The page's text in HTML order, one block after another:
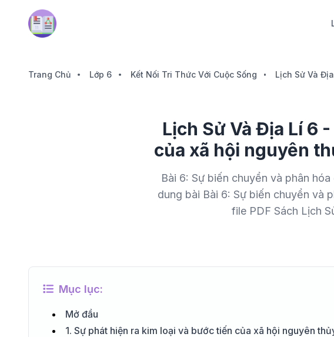
Trang Chủ Lớp 6 Kết Nối Tri Thức Với Cuộc Sống Lịch Sử Và
Lịch Sử Và Địa Lí 6
của xã hội nguyên
Bài 6: Sự biến chuyển và phân
dung bài Bài 6: Sự biến chuyển và
file PDF Sách Lịch
Mục lục:
Mở đầu
1. Sự phát hiện ra kim loại và bước tiến của xã hội nguyên